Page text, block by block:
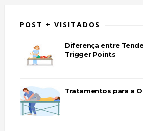
POST + VISITADOS
Diferença entre
Trigger Points
Tratamentos para a